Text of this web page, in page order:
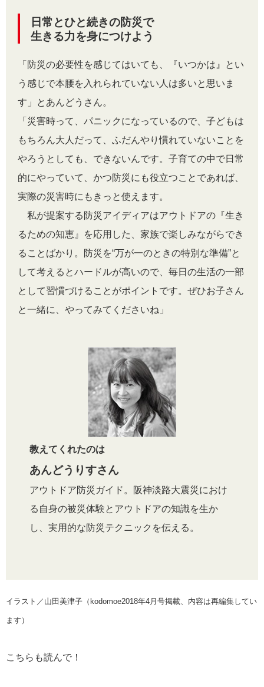
日常とひと続きの防災で
生きる力を身につけよう
「防災の必要性を感じてはいても、『いつかは』とい
う感じで本腰を入れられていない人は多いと思いま
す」とあんどうさん。
「災害時って、パニックになっているので、子どもは
もちろん大人だって、ふだんやり慣れていないことを
やろうとしても、できないんです。子育ての中で日常
的にやっていて、かつ防災にも役立つことであれば、
実際の災害時にもきっと使えます。
私が提案する防災アイディアはアウトドアの『生き
るための知恵』を応用した、家族で楽しみながらでき
ることばかり。防災を“万が一のときの特別な準備”と
して考えるとハードルが高いので、毎日の生活の一部
として習慣づけることがポイントです。ぜひお子さん
と一緒に、やってみてくださいね」
教えてくれたのは
あんどうりすさん
アウトドア防災ガイド。阪神淡路大震災におけ
る自身の被災体験とアウトドアの知識を生か
し、実用的な防災テクニックを伝える。
イラスト／山田美津子（kodomoe2018年4月号掲載、内容は再編集してい
ます）
こちらも読んで！